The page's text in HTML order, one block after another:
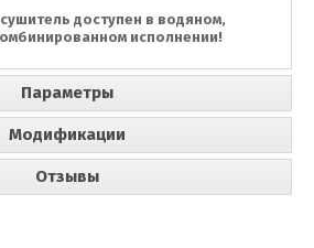
доступен в водяном,
исполнении!
Параметры
Модификации
Отзывы